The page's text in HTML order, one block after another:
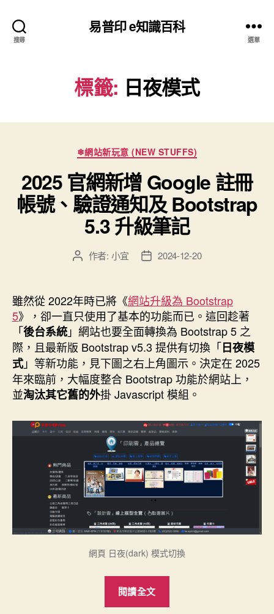
搜尋
易普印 e知識百科
選單
標籤: 日夜模式
分
類
❄網站新玩意 (NEW STUFFS)
2025 官網新增 Google 註冊
帳號、驗證通知及 Bootstrap
5.3 升級筆記
文
者
作者: 小宜
文
佈
日
期
2024-12-20
雖然從 2022年時已將《網站升級為 Bootstrap
5》，卻一直只使用了基本的功能而已。這回趁著
「後台系統」網站也要全面轉換為 Bootstrap 5 之
際，且最新版 Bootstrap v5.3 提供有切換「日夜模
式」等新功能，見下圖之右上角圖示。決定在 2025
年來臨前，大幅度整合 Bootstrap 功能於網站上，
並淘汰其它舊的外掛 Javascript 模組。
網頁 日夜(dark) 模式切換
閱讀全文